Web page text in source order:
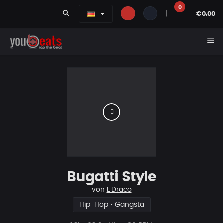
search
0
€0.00
menu
Bugatti Style
von ElDraco
Hip-Hop • Gangsta